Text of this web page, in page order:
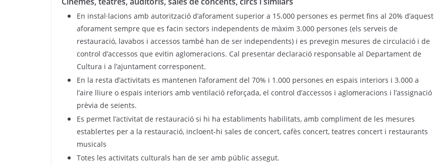
­En instal·lacions amb autorització d’aforament superior a 15.000 persones es permet fins al 20% d’aquest
aforament sempre que es facin sectors independents de màxim 3.000 persones (els serveis de
restauració, lavabos i accessos també han de ser independents) i es prevegin mesures de circulació i de
control d’accessos que evitin aglomeracions. Cal presentar declaració responsable al Departament de
Cultura i a l’ajuntament corresponent.
En la resta d’activitats es mantenen l’aforament del 70% i 1.000 persones en espais interiors i 3.000 a
l’aire lliure o espais interiors amb ventilació reforçada, el control d’accessos i aglomeracions i l’assignació
prèvia de seients.
Es permet l’activitat de restauració si hi ha establiments habilitats, amb compliment de les mesures
establertes per a la restauració, incloent-hi sales de concert, cafès concert, teatres concert i restaurants
musicals
Totes les activitats culturals han de ser amb públic assegut.